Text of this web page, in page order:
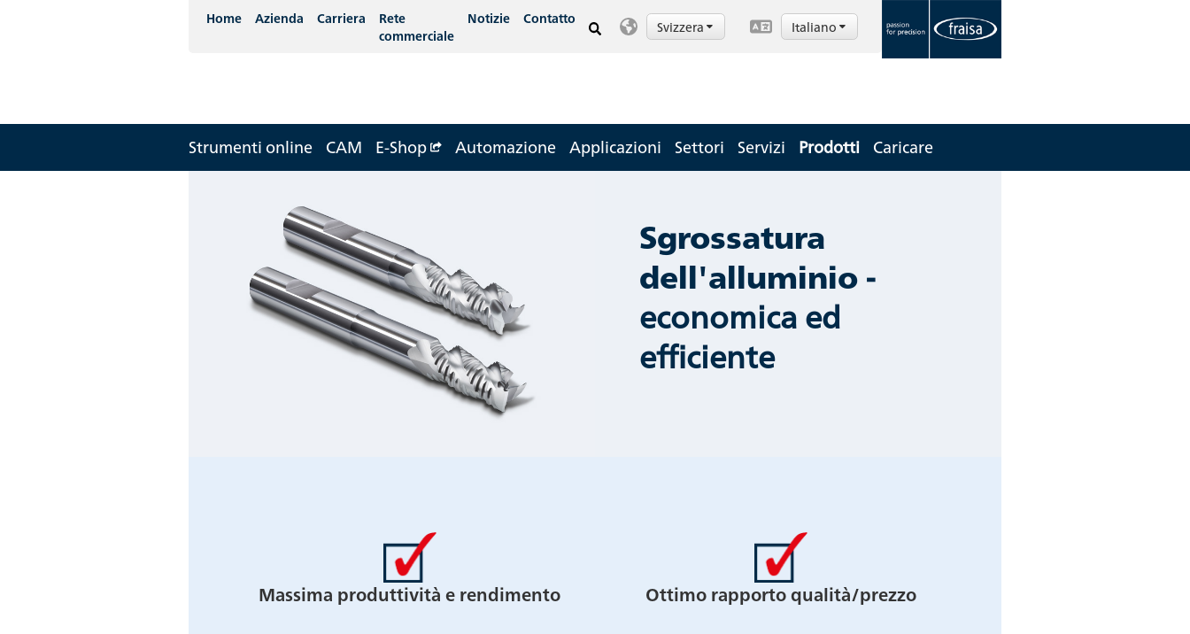
Home Azienda Carriera
Rete
commerciale
Notizie Contatto Svizzera Italiano
Strumenti online CAM E-Shop Automazione Applicazioni Settori Servizi Prodotti Caricare
Sgrossatura
dell'alluminio -
economica ed
efficiente
Massima produttività e rendimento Ottimo rapporto qualità/prezzo